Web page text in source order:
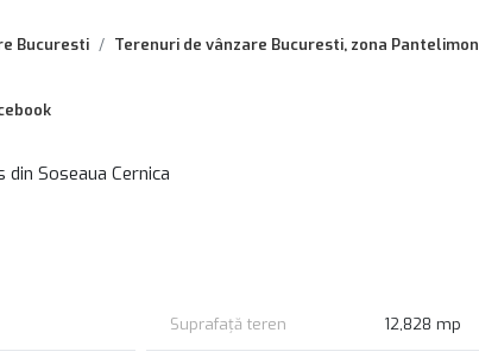
Bucuresti Terenuri de vânzare Bucuresti, zona Pantelimon
Soseaua Cernica
Suprafață teren 12,828 mp